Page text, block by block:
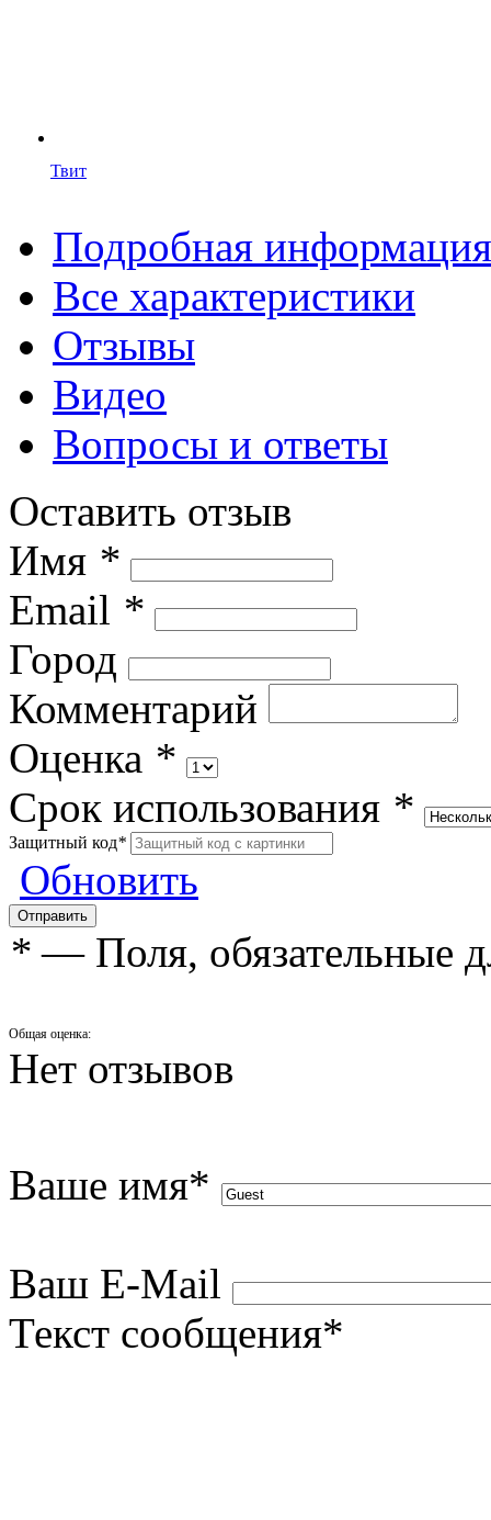
Твит
Подробная информация
Все характеристики
Отзывы
Видео
Вопросы и ответы
Оставить отзыв
Имя *
Email *
Город
Комментарий
Оценка *
Срок использования *
Защитный код*
Обновить
* — Поля, обязательные
Общая оценка:
Нет отзывов
Ваше имя*
Ваш E-Mail
Текст сообщения*